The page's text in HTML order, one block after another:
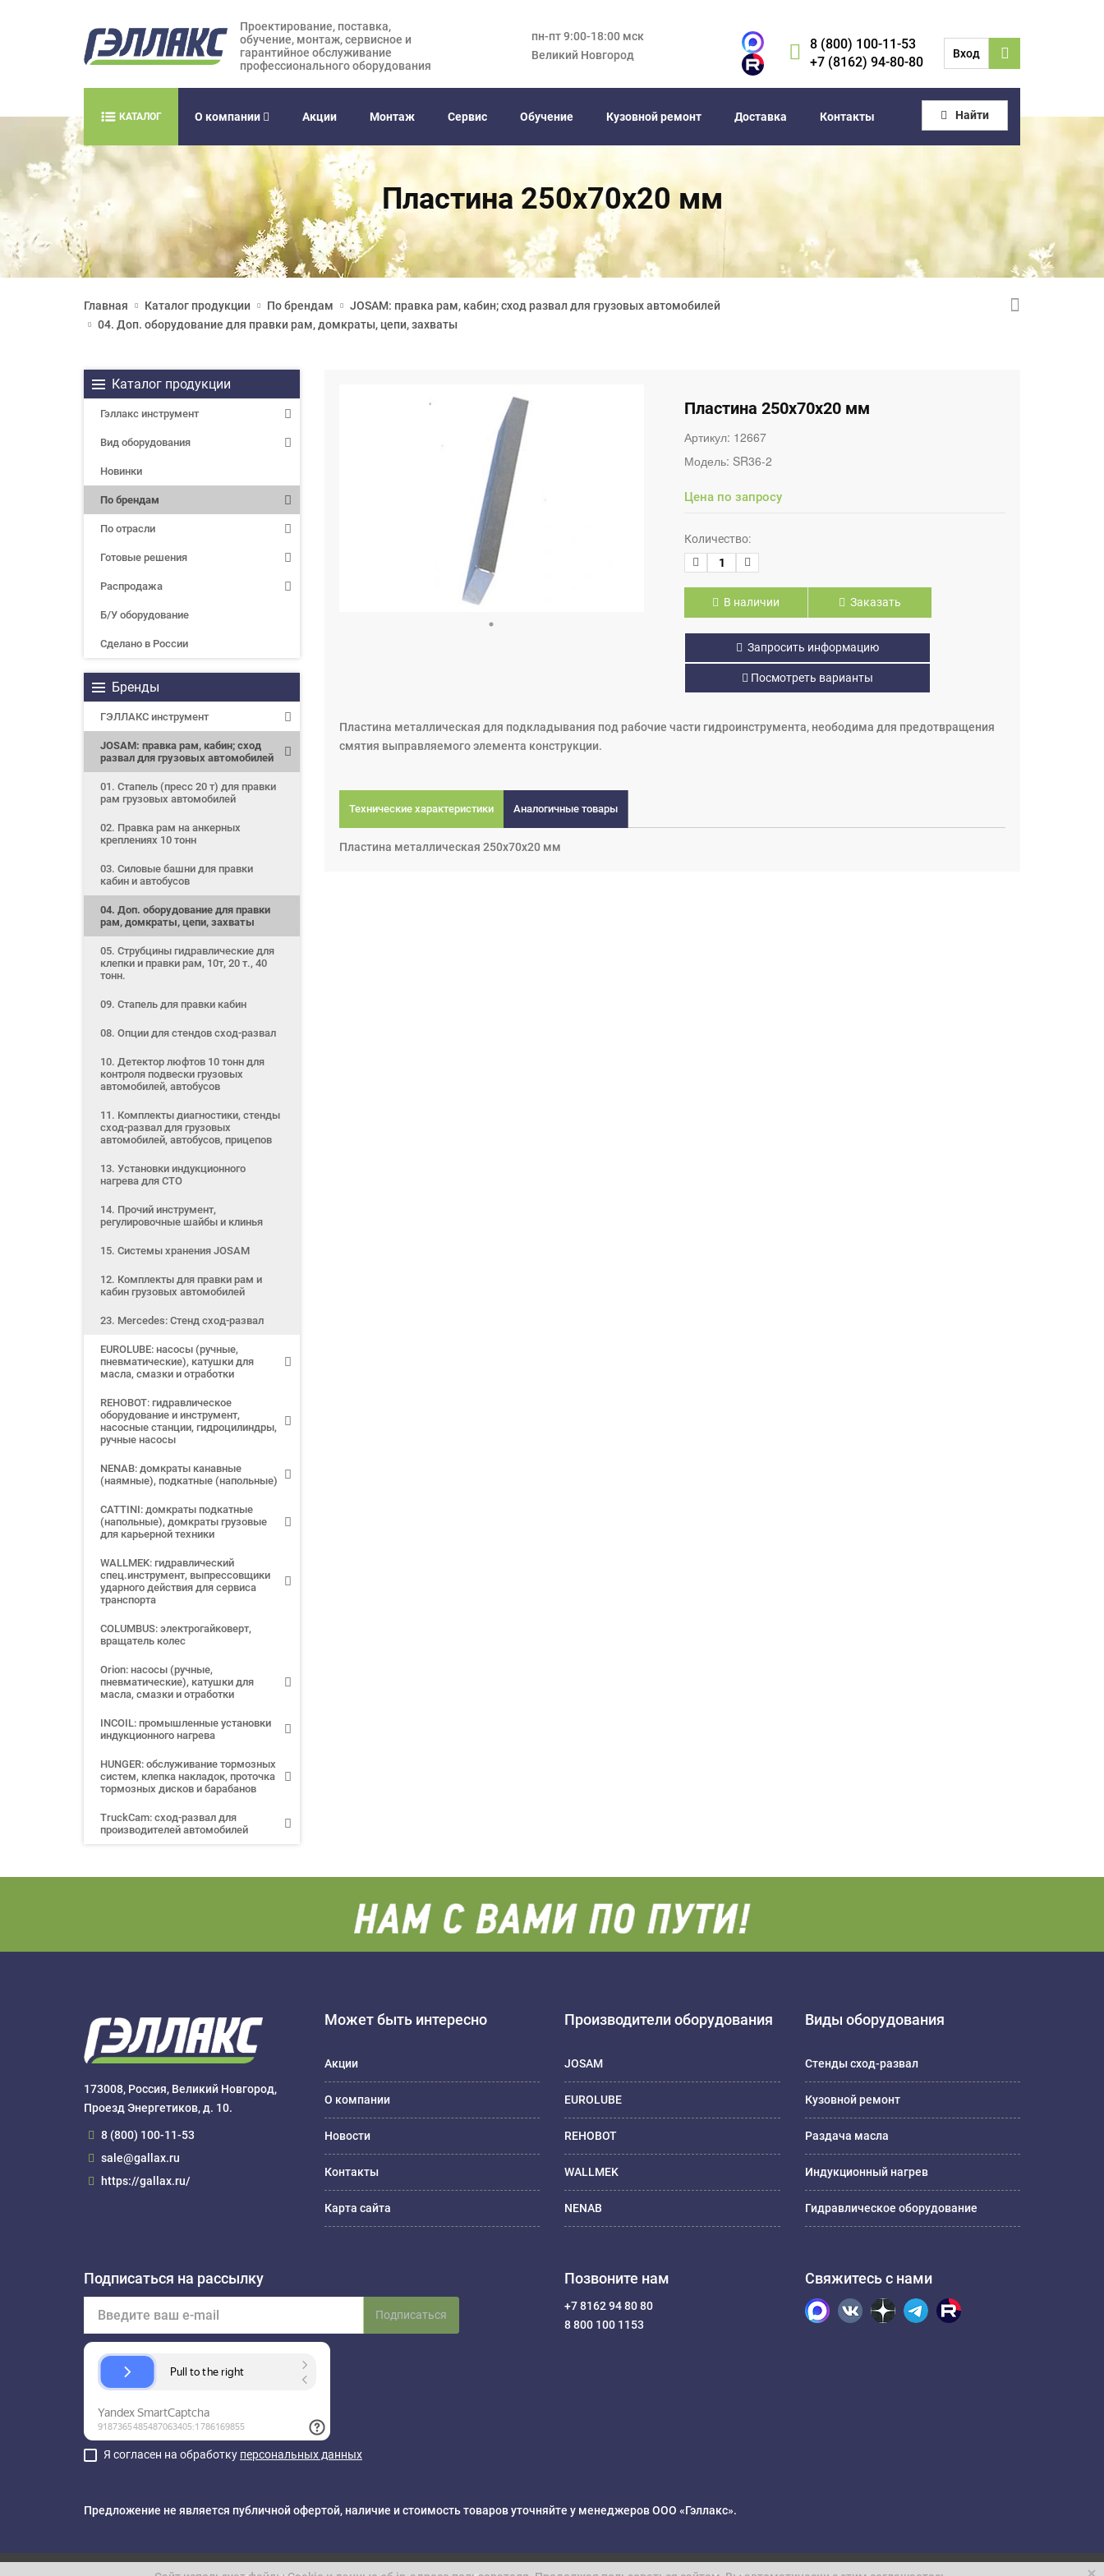
Проектирование, поставка,
обучение, монтаж, сервисное и
гарантийное обслуживание
профессионального оборудования
пн-пт 9:00-18:00 мск
Великий Новгород
8 (800) 100-11-53
+7 (8162) 94-80-80
Вход
КАТАЛОГ О компании Акции Монтаж Сервис Обучение Кузовной ремонт Доставка Контакты Найти
Пластина 250х70х20 мм
Главная Каталог продукции По брендам
JOSAM: правка рам, кабин; сход развал для грузовых автомобилей
04. Доп. оборудование для правки рам, домкраты, цепи, захваты
Каталог продукции
Гэллакс инструмент
Вид оборудования
Новинки
По брендам
По отрасли
Готовые решения
Распродажа
Б/У оборудование
Сделано в России
Бренды
ГЭЛЛАКС инструмент
JOSAM: правка рам, кабин; сход
развал для грузовых автомобилей
01. Стапель (пресс 20 т) для правки
рам грузовых автомобилей
02. Правка рам на анкерных
креплениях 10 тонн
03. Силовые башни для правки
кабин и автобусов
04. Доп. оборудование для правки
рам, домкраты, цепи, захваты
05. Струбцины гидравлические для
клепки и правки рам, 10т, 20 т., 40
тонн.
09. Стапель для правки кабин
08. Опции для стендов сход-развал
10. Детектор люфтов 10 тонн для
контроля подвески грузовых
автомобилей, автобусов
11. Комплекты диагностики, стенды
сход-развал для грузовых
автомобилей, автобусов, прицепов
13. Установки индукционного
нагрева для СТО
14. Прочий инструмент,
регулировочные шайбы и клинья
15. Системы хранения JOSAM
12. Комплекты для правки рам и
кабин грузовых автомобилей
23. Mercedes: Стенд сход-развал
EUROLUBE: насосы (ручные,
пневматические), катушки для
масла, смазки и отработки
REHOBOT: гидравлическое
оборудование и инструмент,
насосные станции, гидроцилиндры,
ручные насосы
NENAB: домкраты канавные
(наямные), подкатные (напольные)
CATTINI: домкраты подкатные
(напольные), домкраты грузовые
для карьерной техники
WALLMEK: гидравлический
спец.инструмент, выпрессовщики
ударного действия для сервиса
транспорта
COLUMBUS: электрогайковерт,
вращатель колес
Orion: насосы (ручные,
пневматические), катушки для
масла, смазки и отработки
INCOIL: промышленные установки
индукционного нагрева
HUNGER: обслуживание тормозных
систем, клепка накладок, проточка
тормозных дисков и барабанов
TruckCam: сход-развал для
производителей автомобилей
Пластина 250х70х20 мм
Артикул: 12667
Модель: SR36-2
Цена по запросу
Количество:
В наличии Заказать
Запросить информацию
Посмотреть варианты
Пластина металлическая для подкладывания под рабочие части гидроинструмента, неободима для предотвращения
смятия выправляемого элемента конструкции.
Технические характеристики Аналогичные товары
Пластина металлическая 250х70х20 мм
173008, Россия, Великий Новгород,
Проезд Энергетиков, д. 10.
8 (800) 100-11-53
sale@gallax.ru
https://gallax.ru/
Может быть интересно
Акции
О компании
Новости
Контакты
Карта сайта
Производители оборудования
JOSAM
EUROLUBE
REHOBOT
WALLMEK
NENAB
Виды оборудования
Стенды сход-развал
Кузовной ремонт
Раздача масла
Индукционный нагрев
Гидравлическое оборудование
Подписаться на рассылку
Подписаться
Я согласен на обработку персональных данных
Позвоните нам
+7 8162 94 80 80
8 800 100 1153
Свяжитесь с нами
Предложение не является публичной офертой, наличие и стоимость товаров уточняйте у менеджеров ООО «Гэллакс».